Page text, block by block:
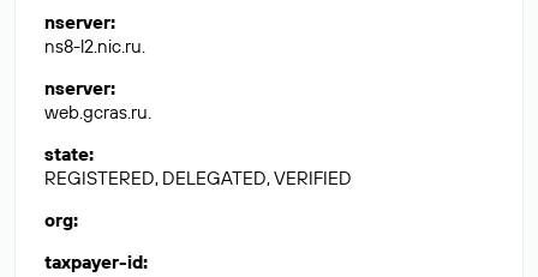
nserver:
ns8-l2.nic.ru.
nserver:
web.gcras.ru.
state:
REGISTERED, DELEGATED, VERIFIED
org:
taxpayer-id: